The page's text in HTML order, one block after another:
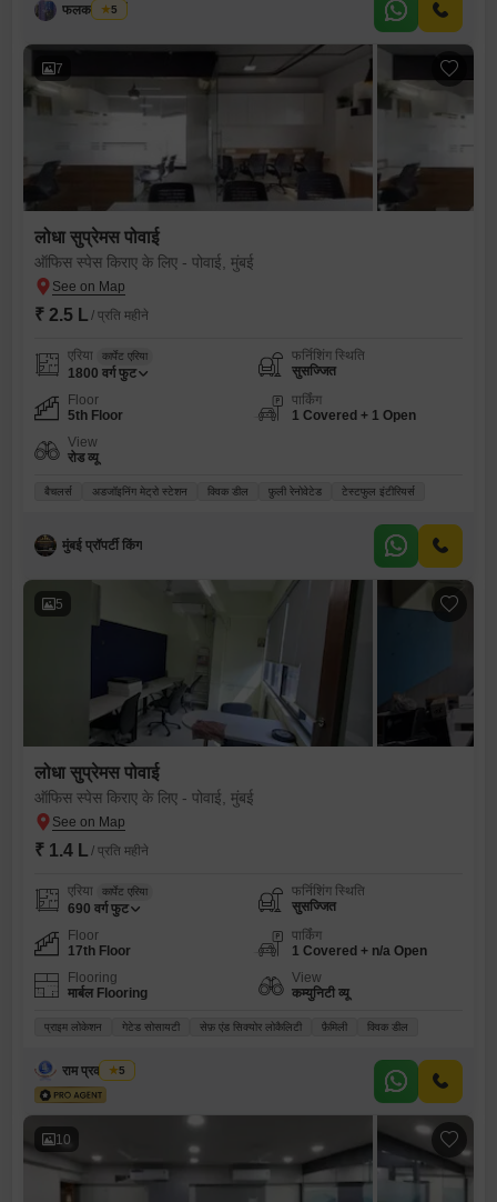
फलक प्रॉपर्टी
5
7
लोधा सुप्रेमस पोवाई
ऑफिस स्पेस किराए के लिए - पोवाई, मुंबई
₹ 2.5 L / प्रति महीने
एरिया कार्पेट एरिया
1800 वर्ग फुट
फर्निशिंग स्थिति
सुसज्जित
Floor
5th Floor
पार्किंग
1 Covered + 1 Open
View
रोड व्यू
बैचलर्स अडजॉइनिंग मेट्रो स्टेशन क्विक डील फ़ुली रेनोवेटेड टेस्टफुल इंटीरियर्स
मुंबई प्रॉपर्टी किंग
5
लोधा सुप्रेमस पोवाई
ऑफिस स्पेस किराए के लिए - पोवाई, मुंबई
₹ 1.4 L / प्रति महीने
एरिया कार्पेट एरिया
690 वर्ग फुट
फर्निशिंग स्थिति
सुसज्जित
Floor
17th Floor
पार्किंग
1 Covered + n/a Open
Flooring
मार्बल Flooring
View
कम्युनिटी व्यू
प्राइम लोकेशन गेटेड सोसायटी सेफ़ एंड सिक्योर लोकैलिटी फ़ैमिली क्विक डील
राम प्रकाश वर्मा
5
10